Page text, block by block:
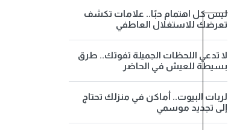
ليس كل اهتمام حبًا.. علامات تكشف
تعرضك للاستغلال العاطفي
لا تدعي اللحظات الجميلة تفوتك.. طرق
بسيطة للعيش في الحاضر
لربات البيوت.. أماكن في منزلك تحتاج
إلى تجديد موسمي